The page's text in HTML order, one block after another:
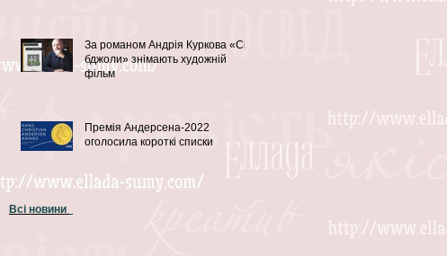
За романом Андрія Куркова «Сірі
бджоли» знімають художній
фільм
Премія Андерсена-2022
оголосила короткі списки
Всі новини